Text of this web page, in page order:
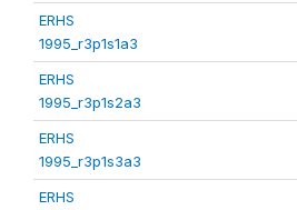
ERHS
1995_r3p1s1a3
ERHS
1995_r3p1s2a3
ERHS
1995_r3p1s3a3
ERHS